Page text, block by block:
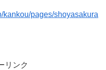
kankou/pages/shoyasakura
リンク